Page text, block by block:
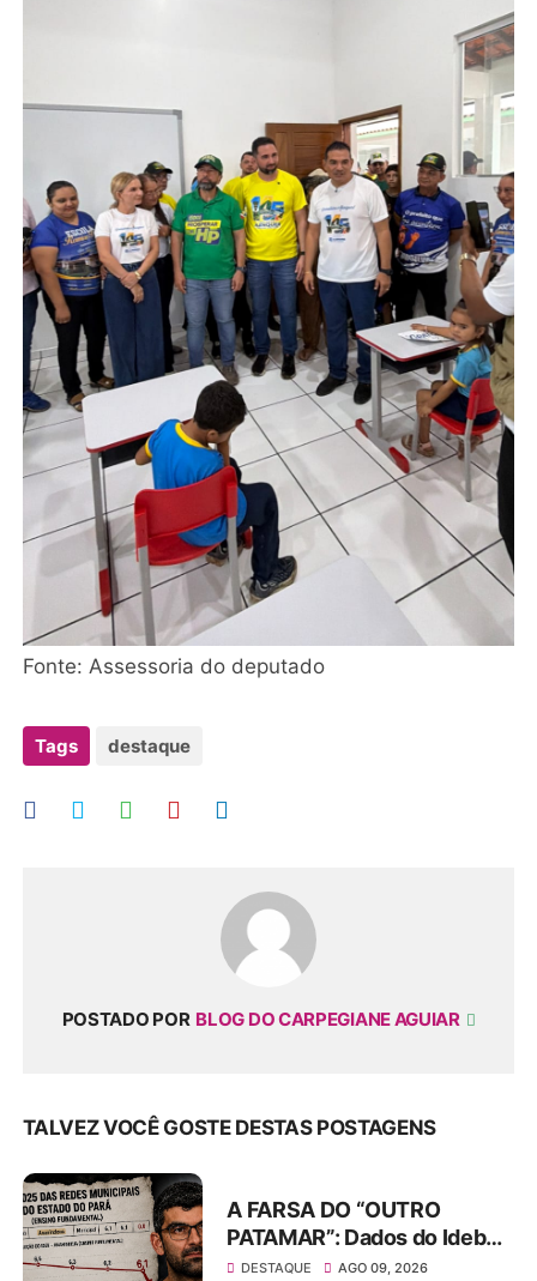
Fonte: Assessoria do deputado
Tags destaque
POSTADO POR BLOG DO CARPEGIANE AGUIAR
TALVEZ VOCÊ GOSTE DESTAS POSTAGENS
A FARSA DO “OUTRO
PATAMAR”: Dados do Ideb
desmascaram “legado” de
DESTAQUE AGO 09, 2026